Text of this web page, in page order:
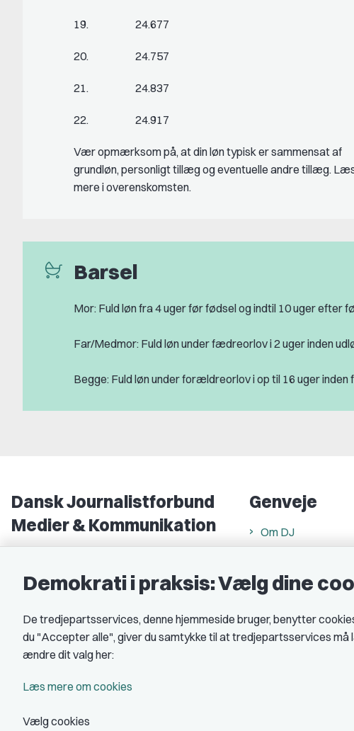
19. 24.677
20. 24.757
21. 24.837
22. 24.917
Vær opmærksom på, at din løn typisk er sammensat af
grundløn, personligt tillæg og eventuelle andre tillæg.
mere i overenskomsten.
Barsel
Mor: Fuld løn fra 4 uger før fødsel og indtil 10 uger efter
Far/Medmor: Fuld løn under fædreorlov i 2 uger inden
Begge: Fuld løn under forældreorlov i op til 16 uger inden
Dansk Journalistforbund
Medier & Kommunikation
EAN nr.: 5790002490071
Kontakt DJ
Genveje
Om DJ
Find freelancer
Rettighedsmidler
Åbnings- og
Demokrati i praksis: Vælg dine
De tredjepartsservices, denne hjemmeside bruger, benytter
du "Accepter alle", giver du samtykke til at tredjepartsservices
ændre dit valg her:
Læs mere om cookies
Vælg cookies